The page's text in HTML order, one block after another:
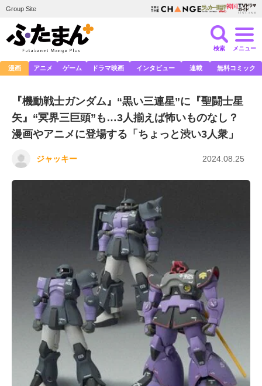
Group Site
検索 メニュー
漫画 アニメ ゲーム ドラマ映画 インタビュー 連載 無料コミック
『機動戦士ガンダム』“黒い三連星”に『聖闘士星
矢』“冥界三巨頭”も…3人揃えば怖いものなし？
漫画やアニメに登場する「ちょっと渋い3人衆」
ジャッキー 2024.08.25